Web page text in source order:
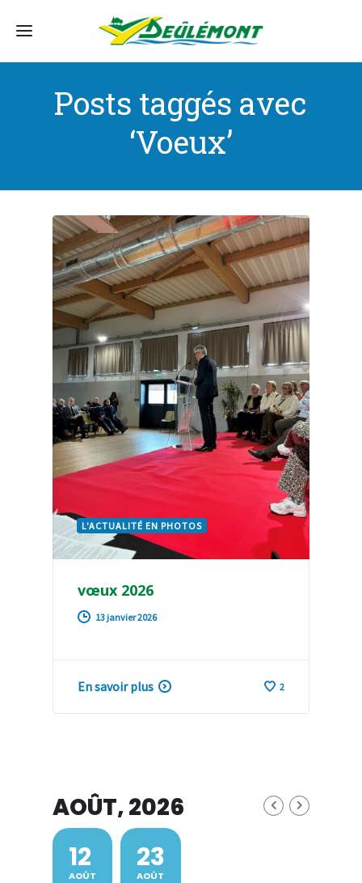
Posts taggés avec
‘Voeux’
L'ACTUALITÉ EN PHOTOS
vœux 2026
13 janvier 2026
En savoir plus 2
AOÛT, 2026
12
AOÛT
23
AOÛT